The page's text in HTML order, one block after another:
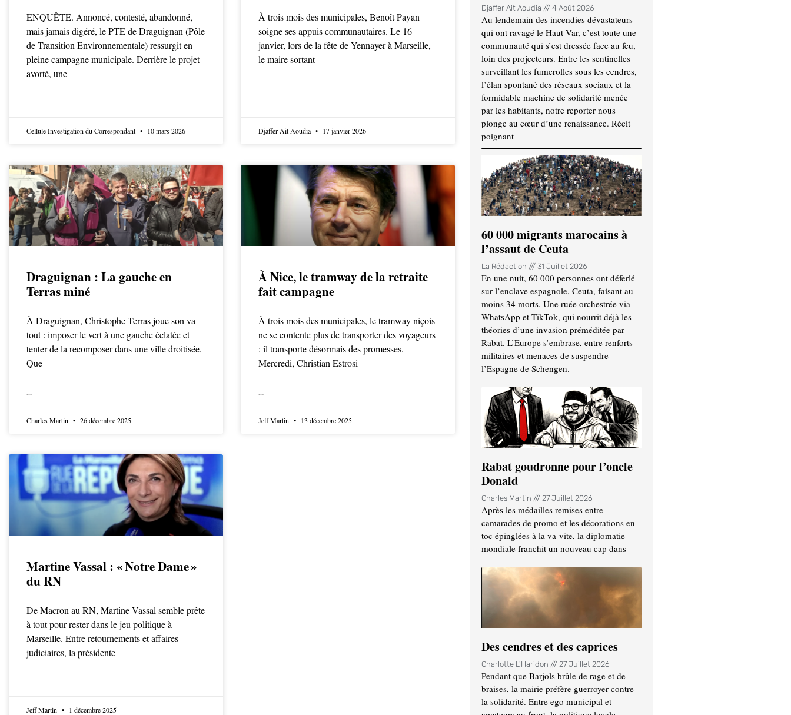
ENQUÊTE. Annoncé, contesté, abandonné,
mais jamais digéré, le PTE de Draguignan (Pôle
de Transition Environnementale) ressurgit en
pleine campagne municipale. Derrière le projet
avorté, une
Cellule Investigation du Correspondant 10 mars 2026
À trois mois des municipales, Benoît Payan
soigne ses appuis communautaires. Le 16
janvier, lors de la fête de Yennayer à Marseille,
le maire sortant
Djaffer Ait Aoudia 17 janvier 2026
Draguignan : La gauche en
Terras miné
À Draguignan, Christophe Terras joue son va-
tout : imposer le vert à une gauche éclatée et
tenter de la recomposer dans une ville droitisée.
Que
Charles Martin 26 décembre 2025
À Nice, le tramway de la retraite
fait campagne
À trois mois des municipales, le tramway niçois
ne se contente plus de transporter des voyageurs
: il transporte désormais des promesses.
Mercredi, Christian Estrosi
Jeff Martin 13 décembre 2025
Martine Vassal : « Notre Dame »
du RN
De Macron au RN, Martine Vassal semble prête
à tout pour rester dans le jeu politique à
Marseille. Entre retournements et affaires
judiciaires, la présidente
Jeff Martin 1 décembre 2025
Djaffer Ait Aoudia 4 Août 2026
Au lendemain des incendies dévastateurs
qui ont ravagé le Haut-Var, c’est toute une
communauté qui s’est dressée face au feu,
loin des projecteurs. Entre les sentinelles
surveillant les fumerolles sous les cendres,
l’élan spontané des réseaux sociaux et la
formidable machine de solidarité menée
par les habitants, notre reporter nous
plonge au cœur d’une renaissance. Récit
poignant
60 000 migrants marocains à
l’assaut de Ceuta
La Rédaction 31 Juillet 2026
En une nuit, 60 000 personnes ont déferlé
sur l’enclave espagnole, Ceuta, faisant au
moins 34 morts. Une ruée orchestrée via
WhatsApp et TikTok, qui nourrit déjà les
théories d’une invasion préméditée par
Rabat. L’Europe s’embrase, entre renforts
militaires et menaces de suspendre
l’Espagne de Schengen.
Rabat goudronne pour l’oncle
Donald
Charles Martin 27 Juillet 2026
Après les médailles remises entre
camarades de promo et les décorations en
toc épinglées à la va-vite, la diplomatie
mondiale franchit un nouveau cap dans
Des cendres et des caprices
Charlotte L'Haridon 27 Juillet 2026
Pendant que Barjols brûle de rage et de
braises, la mairie préfère guerroyer contre
la solidarité. Entre ego municipal et